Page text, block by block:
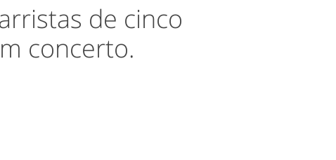
de cinco
concerto.